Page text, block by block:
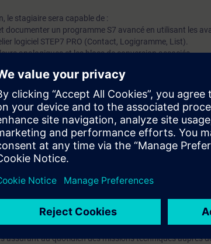
le stagiaire sera capable de :
documenter un programme S7 avancé en utilisant les
logiciel STEP7 PRO (Contact, Logigramme, List).
analogiques et les blocs de conversion associés
intéruptifs à l'aide d'OB d'alarmes cyclique, de
et les zones mémoire à l'aide de la multi-
par adressage indirect et indexé
d'erreur matérielle d'un système automatisé TIA,
simple pour la communication entre une CPU S7 et
ST-PRO1 ou avoir un niveau équivalent est
de formation SITRAIN : 11 93 00 205 93
:
assurant au quotidien des missions techniques auprès